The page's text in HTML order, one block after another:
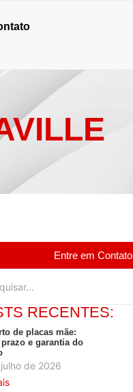
Entre em Contato
RECENTES:
de placas mãe:
e garantia do
de 2026